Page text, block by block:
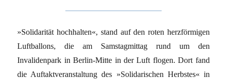
»Solidarität hochhalten«, stand auf den roten herzförmigen
Luftballons, die am Samstagmittag rund um den
Invalidenpark in Berlin-Mitte in der Luft flogen. Dort fand
die Auftaktveranstaltung des »Solidarischen Herbstes« in